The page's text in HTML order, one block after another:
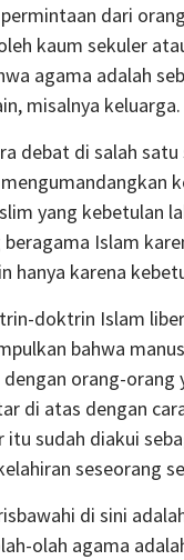
dari
kaum sekuler
agama adalah
misalnya keluarga.
debat di salah
yang kebetulan
beragama Islam
hanya karena
doktrin Islam
bahwa
orang-orang
di atas dengan
itu sudah diakui
seseorang
di sini
olah agama